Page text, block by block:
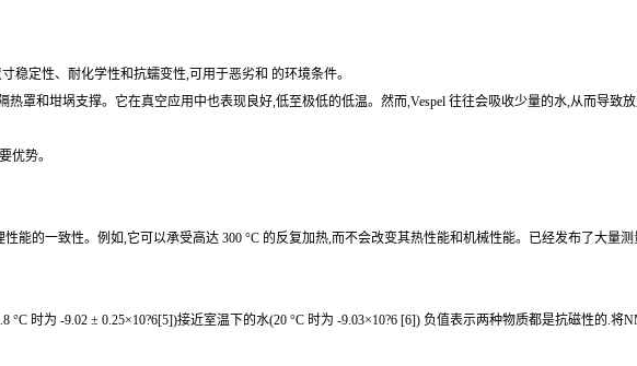
稳定性、耐化学性和抗蠕变性,可用于恶劣和 的环境条件。
罩和坩埚支撑。它在真空应用中也表现良好,低至极低的低温。然而,Vespel 往往会吸收少量的水,从而导致放
优势。
能的一致性。例如,它可以承受高达 300 °C 的反复加热,而不会改变其热性能和机械性能。已经发布了大量
°C 时为 -9.02 ± 0.25×10?6[5])接近室温下的水(20 °C 时为 -9.03×10?6 [6]) 负值表示两种物质都是抗磁性的.